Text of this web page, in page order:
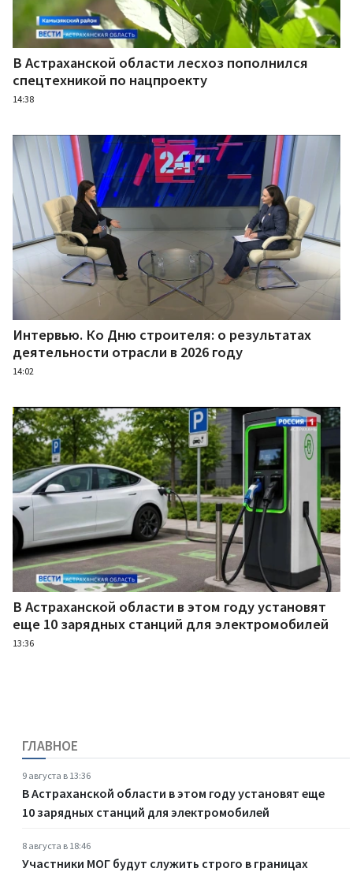
В Астраханской области лесхоз пополнился
спецтехникой по нацпроекту
14:38
Интервью. Ко Дню строителя: о результатах
деятельности отрасли в 2026 году
14:02
В Астраханской области в этом году установят
еще 10 зарядных станций для электромобилей
13:36
ГЛАВНОЕ
9 августа в 13:36
В Астраханской области в этом году установят еще
10 зарядных станций для электромобилей
8 августа в 18:46
Участники МОГ будут служить строго в границах